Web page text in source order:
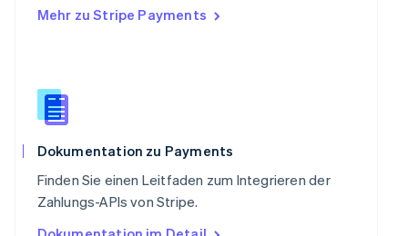
Mehr zu Stripe Payments
Dokumentation zu Payments
Finden Sie einen Leitfaden zum Integrieren der
Zahlungs-APIs von Stripe.
Slowenien
English
Spanien
Español
Thailand
Tschechische Republik
English